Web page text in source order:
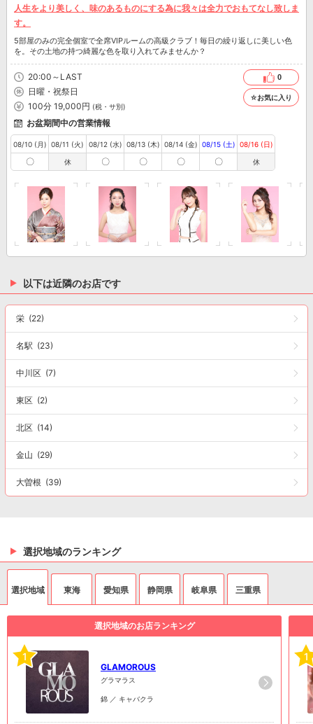
人生をより美しく、味のあるものにする為に我々は全力でおもてなし致しま
す。
5部屋のみの完全個室で全席VIPルームの高級クラブ！毎日の繰り返しに美しい色
を。その土地の持つ綺麗な色を取り入れてみませんか？
20:00～LAST
日曜・祝祭日
100分 19,000円 (税・サ別)
0
☆お気に入り
お盆期間中の営業情報
08/10 (月)
〇
08/11 (火)
休
08/12 (水)
〇
08/13 (木)
〇
08/14 (金)
〇
08/15 (土)
〇
08/16 (日)
休
以下は近隣のお店です
栄 (22)
名駅 (23)
中川区 (7)
東区 (2)
北区 (14)
金山 (29)
大曽根 (39)
選択地域のランキング
選択地域 東海 愛知県 静岡県 岐阜県 三重県
選択地域のお店ランキング
1
GLAMOROUS
グラマラス
錦 ／ キャバクラ
1